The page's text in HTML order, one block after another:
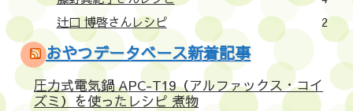
辻口 博啓さんレシピ
2
おやつデータベース新着記事
圧力式電気鍋 APC-T19（アルファックス・コイ
ズミ）を使ったレシピ 煮物